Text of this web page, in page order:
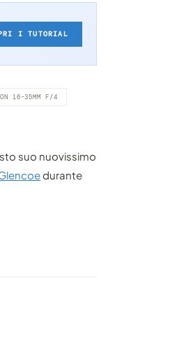
I TUTORIAL
16-35MM F/4
suo nuovissimo
durante